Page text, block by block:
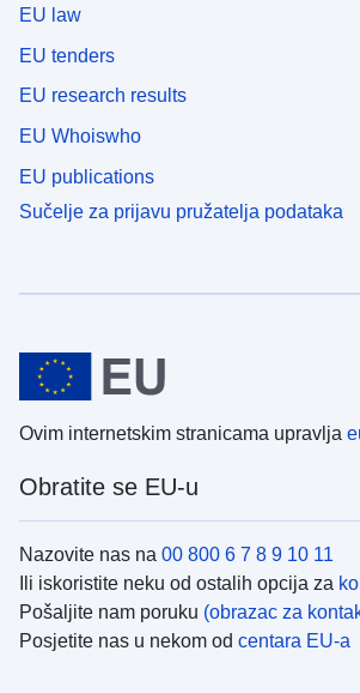
EU law
EU tenders
EU research results
EU Whoiswho
EU publications
Sučelje za prijavu pružatelja podataka
Ovim internetskim stranicama upravlja
Obratite se EU-u
Nazovite nas na 00 800 6 7 8 9 10 11
Ili iskoristite neku od ostalih opcija za
Pošaljite nam poruku (obrazac za
Posjetite nas u nekom od centara EU-a